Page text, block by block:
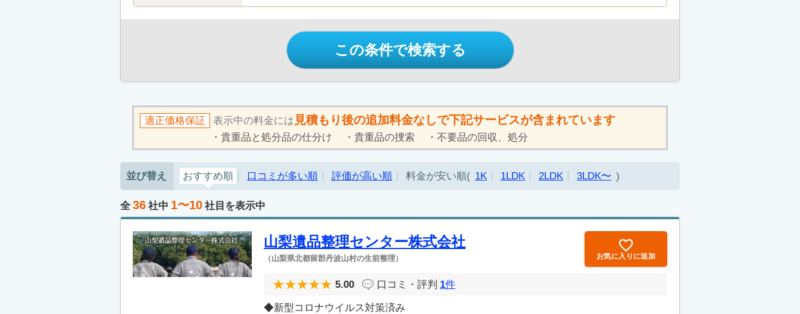
この条件で検索する
適正価格保証 表示中の料金には 見積もり後の追加料金なしで下記サービスが含まれています
貴重品と処分品の仕分け 貴重品の捜索 不要品の回収、処分
並び替え おすすめ順 口コミが多い順 評価が高い順 料金が安い順 1K 1LDK 2LDK 3LDK〜
全 36 社中 1〜10 社目を表示中
山梨遺品整理センター株式会社
（山梨県北都留郡丹波山村の生前整理） お気に入りに追加
5.00 口コミ・評判 1件
◆新型コロナウイルス対策済み